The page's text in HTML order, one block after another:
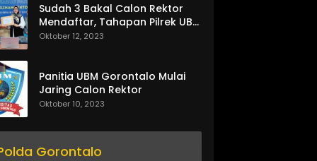
Sudah 3 Bakal Calon Rektor
Mendaftar, Tahapan Pilrek UBM
Gorontalo Makin Seru
Oktober 12, 2023
Panitia UBM Gorontalo Mulai
Jaring Calon Rektor
Oktober 10, 2023
Gorontalo